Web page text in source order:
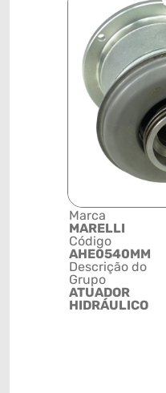
Marca
MARELLI
Código
AHE0540MM
Descrição do
Grupo
ATUADOR
HIDRÁULICO